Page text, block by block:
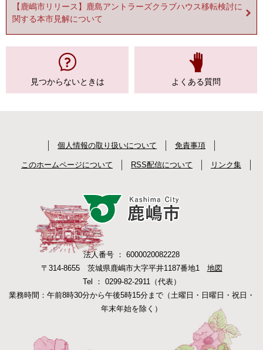
【鹿嶋市リリース】鹿島アントラーズクラブハウス移転検討に
関する本市見解について
見つからないときは よくある質問
個人情報の取り扱いについて 免責事項
このホームページについて RSS配信について リンク集
法人番号 ： 6000020082228
〒314-8655 茨城県鹿嶋市大字平井1187番地1 地図
Tel ： 0299-82-2911（代表）
業務時間：午前8時30分から午後5時15分まで（土曜日・日曜日・祝日・
年末年始を除く）